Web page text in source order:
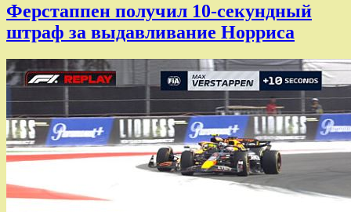
Ферстаппен получил 10-секундный
штраф за выдавливание Норриса